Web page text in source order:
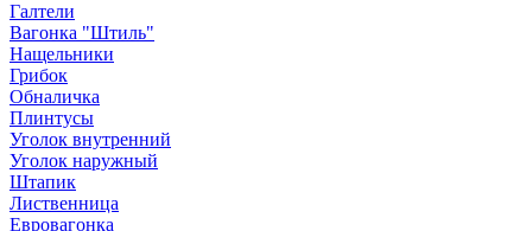
Галтели
Вагонка "Штиль"
Нащельники
Грибок
Обналичка
Плинтусы
Уголок внутренний
Уголок наружный
Штапик
Лиственница
Евровагонка